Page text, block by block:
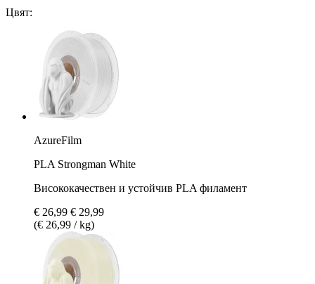
Цвят:
AzureFilm
PLA Strongman White
Висококачествен и устойчив PLA филамент
€ 26,99 € 29,99
(€ 26,99 / kg)